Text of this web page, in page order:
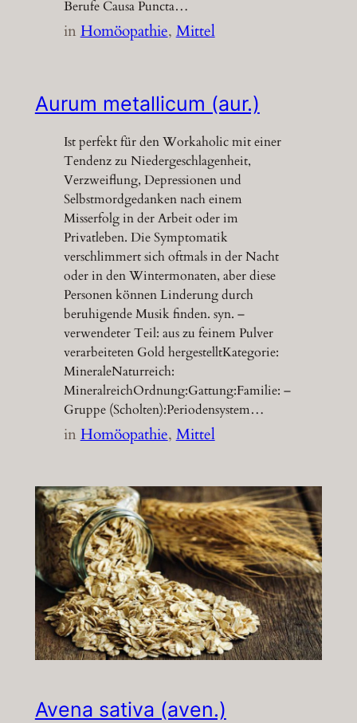
Berufe Causa Puncta…
inHomöopathie, Mittel
Aurum metallicum (aur.)
Ist perfekt für den Workaholic mit einer
Tendenz zu Niedergeschlagenheit,
Verzweiflung, Depressionen und
Selbstmordgedanken nach einem
Misserfolg in der Arbeit oder im
Privatleben. Die Symptomatik
verschlimmert sich oftmals in der Nacht
oder in den Wintermonaten, aber diese
Personen können Linderung durch
beruhigende Musik finden. syn. –
verwendeter Teil: aus zu feinem Pulver
verarbeiteten Gold hergestelltKategorie:
MineraleNaturreich:
MineralreichOrdnung:Gattung:Familie: –
Gruppe (Scholten):Periodensystem…
inHomöopathie, Mittel
Avena sativa (aven.)